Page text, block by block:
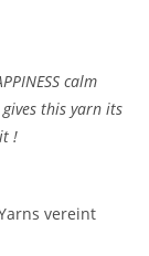
calm
this yarn its
!
vereint